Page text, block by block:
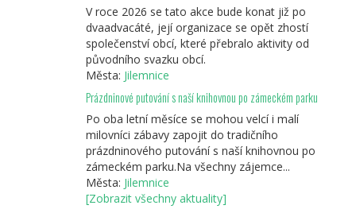
V roce 2026 se tato akce bude konat již po
dvaadvacáté, její organizace se opět zhostí
společenství obcí, které přebralo aktivity od
původního svazku obcí.
Města: Jilemnice
Prázdninové putování s naší knihovnou po zámeckém parku
Po oba letní měsíce se mohou velcí i malí
milovníci zábavy zapojit do tradičního
prázdninového putování s naší knihovnou po
zámeckém parku.Na všechny zájemce...
Města: Jilemnice
[Zobrazit všechny aktuality]